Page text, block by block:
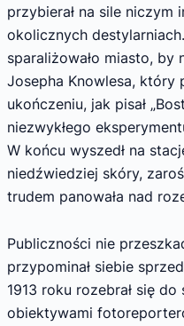
przybierał na sile niczym
okolicznych
sparaliżowało miasto, by
Josepha Knowlesa, który
ukończeniu, jak pisał
niezwykłego
W końcu wyszedł na
niedźwiedziej skóry,
trudem panowała nad
Publiczności nie
przypominał siebie
1913 roku rozebrał się
obiektywami